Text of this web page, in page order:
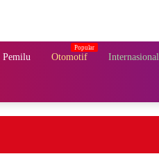
Otomotif Internasional